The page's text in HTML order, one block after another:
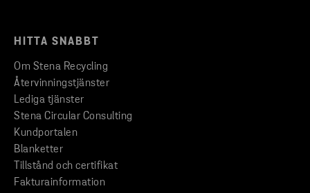
HITTA SNABBT
Om Stena Recycling
Återvinningstjänster
Lediga tjänster
Stena Circular Consulting
Kundportalen
Blanketter
Tillstånd och certifikat
Fakturainformation